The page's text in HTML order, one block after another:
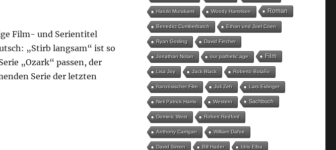
Film- und Serientitel
„Stirb langsam“ ist so
„Ozark“ passen, der
Serie der letzten
Haruki Murakami Woody Harrelson Roman
Benedict Cumberbatch Ethan und Joel Coen
Ryan Gosling David Fincher
Jonathan Nolan our pathetic age Film
Lisa Joy Jack Black Roberto Bolaño
französischer Film Juli Zeh Lars Eidinger
Neil Patrick Harris Western Sachbuch
Dominic West Robert Redford
Anthony Carrigan William Dafoe
David Simon Bill Hader Idris Elba